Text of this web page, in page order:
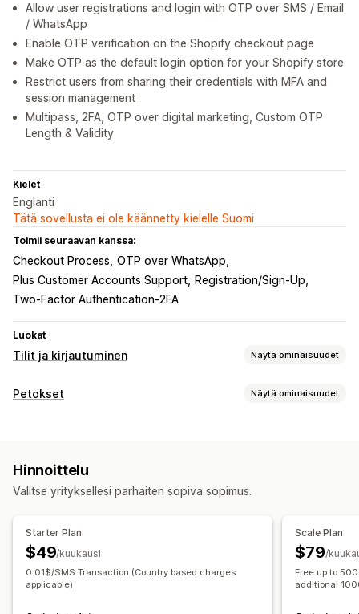
Allow user registrations and login with OTP over SMS / Email
/ WhatsApp
Enable OTP verification on the Shopify checkout page
Make OTP as the default login option for your Shopify store
Restrict users from sharing their credentials with MFA and
session management
Multipass, 2FA, OTP over digital marketing, Custom OTP
Length & Validity
Kielet
Englanti
Tätä sovellusta ei ole käännetty kielelle Suomi
Toimii seuraavan kanssa:
Checkout Process OTP over WhatsApp
Plus Customer Accounts Support
Registration/Sign-Up
Two-Factor Authentication-2FA
Luokat
Tilit ja kirjautuminen Näytä ominaisuudet
Asiakkaiden kirjautuminen
Tilin ylläpito
Profiilit
Tunnisteet
Rekisteröitymislomakkeet
Käyttöoikeuksien hallinta
Hyväksy pyynnöt
Salainen linkki Mukautetut säännöt
Petokset Näytä ominaisuudet
Lahjakorttien väärinkäyttö
Geopaikannus-uudelleenohjaukset
Henkilöllisyyden vahvistus
Sisällön suojaus
Hinnoittelu
Valitse yrityksellesi parhaiten sopiva sopimus.
Starter Plan
$49/kuukausi
0.01$/SMS Transaction (Country based charges
applicable)
Scale Plan
$79/
Free up to
additional